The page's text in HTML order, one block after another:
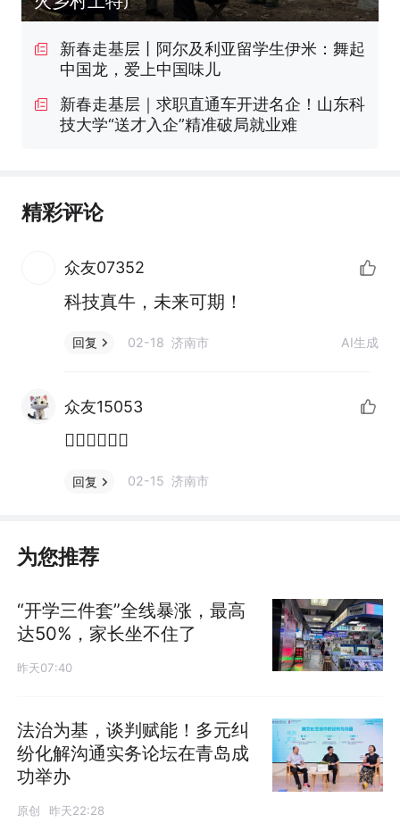
新春走基层丨阿尔及利亚留学生伊米：舞起
中国龙，爱上中国味儿
新春走基层｜求职直通车开进名企！山东科
技大学“送才入企”精准破局就业难
精彩评论
众友07352
科技真牛，未来可期！
回复 02-18 济南市 AI生成
众友15053
👍🏻👍🏻👍🏻
回复 02-15 济南市
为您推荐
“开学三件套”全线暴涨，最高
达50%，家长坐不住了
昨天07:40
法治为基，谈判赋能！多元纠
纷化解沟通实务论坛在青岛成
功举办
原创 昨天22:28